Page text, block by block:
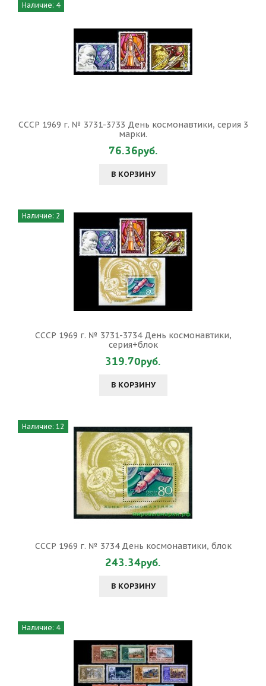
Наличие: 4
СССР 1969 г. № 3731-3733 День космонавтики, серия 3
марки.
76.36руб.
В КОРЗИНУ
Наличие: 2
СССР 1969 г. № 3731-3734 День космонавтики,
серия+блок
319.70руб.
В КОРЗИНУ
Наличие: 12
СССР 1969 г. № 3734 День космонавтики, блок
243.34руб.
В КОРЗИНУ
Наличие: 4